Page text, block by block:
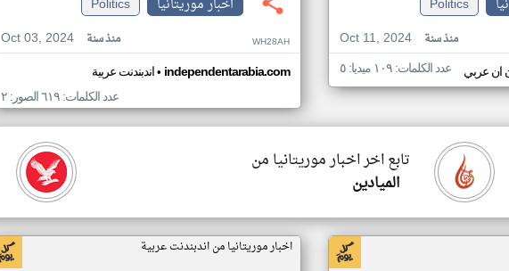
Politics
Oct 11, 2024
منذ سنة
ان عربي عدد الكلمات: ١٠٩ ميديا: ٥
اخبار موريتانيا
Politics
Oct 03, 2024
منذ سنة WH28AH
اندبندنت عربية• independentarabia.com
عدد الكلمات: ٦١٩ الصور: ٢
تابع اخر اخبار موريتانيا من
الميادين
اخبار موريتانيا من اندبندنت عربية